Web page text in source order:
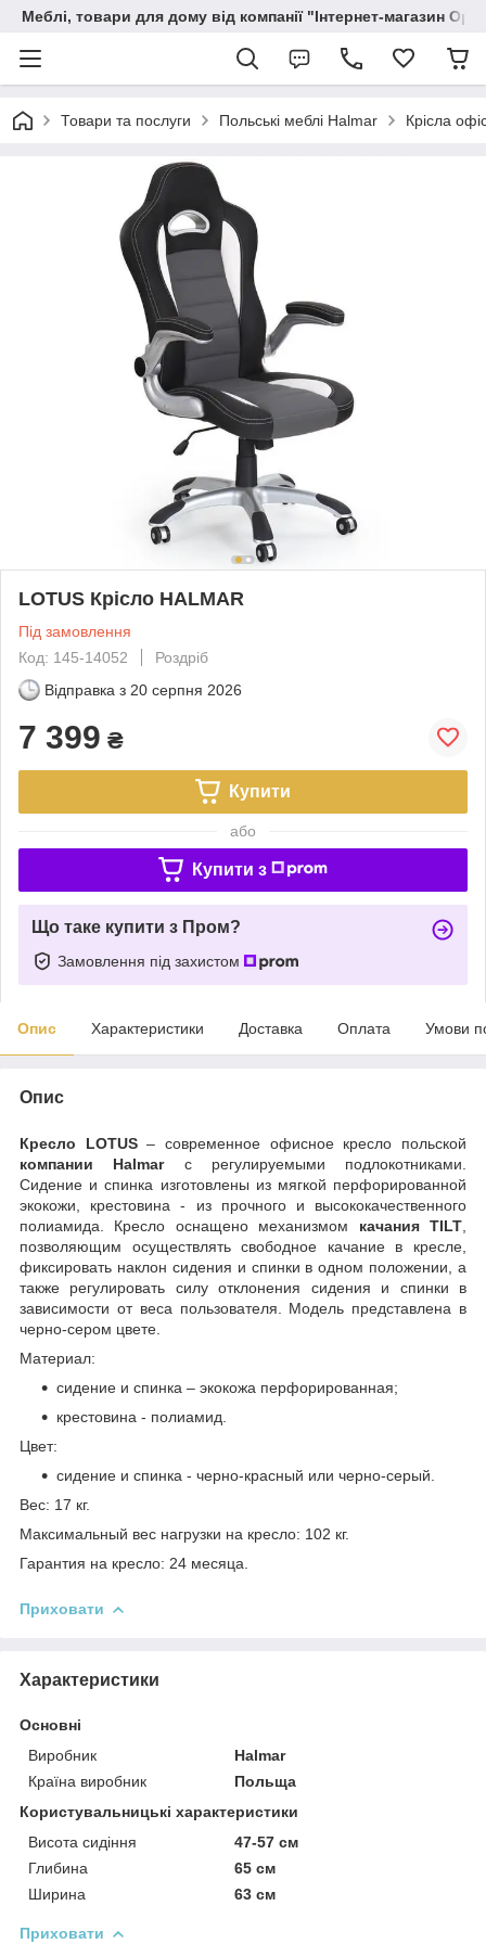
Меблі, товари для дому від компанії "Інтернет-магазин
Товари та послуги Польські меблі Halmar Крісла
LOTUS Крісло HALMAR
Під замовлення
Код: 145-14052
Роздріб
Відправка з 20 серпня 2026
7 399 ₴
Купити
або
Купити з
Що таке купити з Пром?
Замовлення під захистом
Опис Характеристики Доставка Оплата Умови
Опис
Кресло LOTUS– современное офисное кресло польской
компании Halmarс регулируемыми подлокотниками.
Сидение и спинка изготовлены из мягкой перфорированной
экокожи, крестовина - из прочного и высококачественного
полиамида. Кресло оснащено механизмом качания TILT
позволяющим осуществлять свободное качание в кресле,
фиксировать наклон сидения и спинки в одном положении, а
также регулировать силу отклонения сидения и спинки в
зависимости от веса пользователя. Модель представлена в
черно-сером цвете.
Материал:
сидение и спинка – экокожа перфорированная;
крестовина - полиамид.
Цвет:
сидение и спинка - черно-красный или черно-серый.
Вес: 17 кг.
Максимальный вес нагрузки на кресло: 102 кг.
Гарантия на кресло: 24 месяца.
Приховати
Характеристики
Основні
Виробник
Halmar
Країна виробник
Польща
Користувальницькі характеристики
Висота сидіння
47-57 см
Глибина
65 см
Ширина
63 см
Приховати